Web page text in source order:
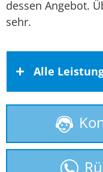
dessen Angebot.
sehr.
Alle
Behindertenlift
Homelift